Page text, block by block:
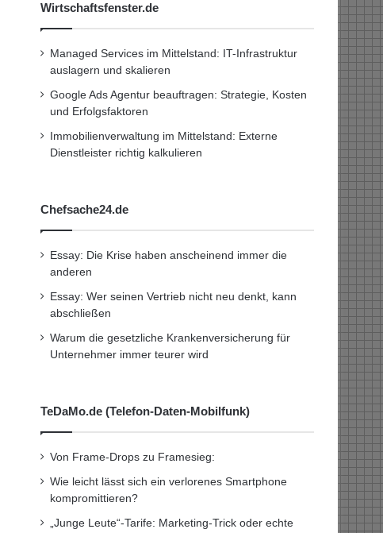
Wirtschaftsfenster.de
Managed Services im Mittelstand: IT-Infrastruktur
auslagern und skalieren
Google Ads Agentur beauftragen: Strategie, Kosten
und Erfolgsfaktoren
Immobilienverwaltung im Mittelstand: Externe
Dienstleister richtig kalkulieren
Chefsache24.de
Essay: Die Krise haben anscheinend immer die
anderen
Essay: Wer seinen Vertrieb nicht neu denkt, kann
abschließen
Warum die gesetzliche Krankenversicherung für
Unternehmer immer teurer wird
TeDaMo.de (Telefon-Daten-Mobilfunk)
Von Frame-Drops zu Framesieg:
Wie leicht lässt sich ein verlorenes Smartphone
kompromittieren?
„Junge Leute“-Tarife: Marketing-Trick oder echte